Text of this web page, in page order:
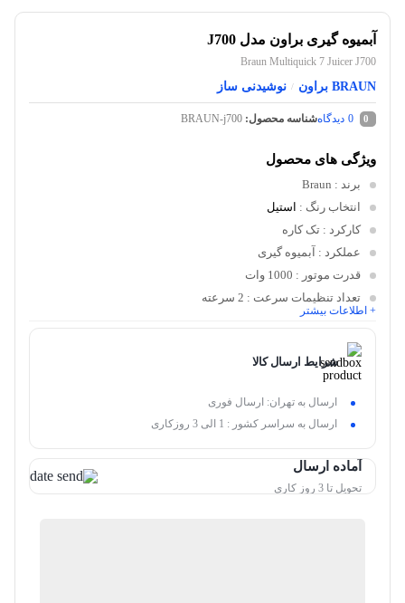
آبمیوه گیری براون مدل J700
Braun Multiquick 7 Juicer J700
BRAUN براون / نوشیدنی ساز
0
0 دیدگاهشناسه محصول: BRAUN-j700
ویژگی های محصول
برند : Braun
انتخاب رنگ : استیل
کارکرد : تک کاره
عملکرد : آبمیوه گیری
قدرت موتور : 1000 وات
تعداد تنظیمات سرعت : 2 سرعته
+ اطلاعات بیشتر
شرایط ارسال کالا
ارسال به تهران: ارسال فوری
ارسال به سراسر کشور : 1 الی 3 روزکاری
آماده ارسال
تحویل تا 3 روز کاری